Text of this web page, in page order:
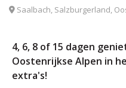
Saalbach, Salzburgerland,
4, 6, 8 of 15 dagen
Oostenrijkse Alpen in
extra's!